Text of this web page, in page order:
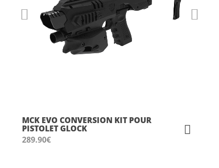
MCK EVO CONVERSION KIT POUR
PISTOLET GLOCK
289.90€